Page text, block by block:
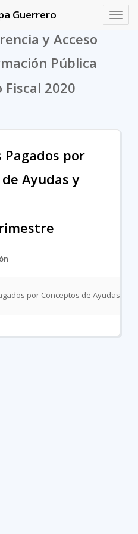
Guerrero
y Acceso
Pública
2020
Pagados por
Ayudas y
por Conceptos de Ayudas y